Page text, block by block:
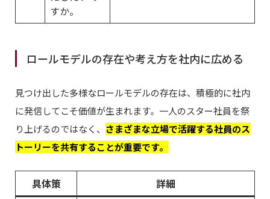
すか。
ロールモデルの存在や考え方を社内に広める
見つけ出した多様なロールモデルの存在は、積極的に社内
に発信してこそ価値が生まれます。一人のスター社員を祭
り上げるのではなく、 さまざまな立場で活躍する社員のス
トーリーを共有することが重要です。
具体策
詳細